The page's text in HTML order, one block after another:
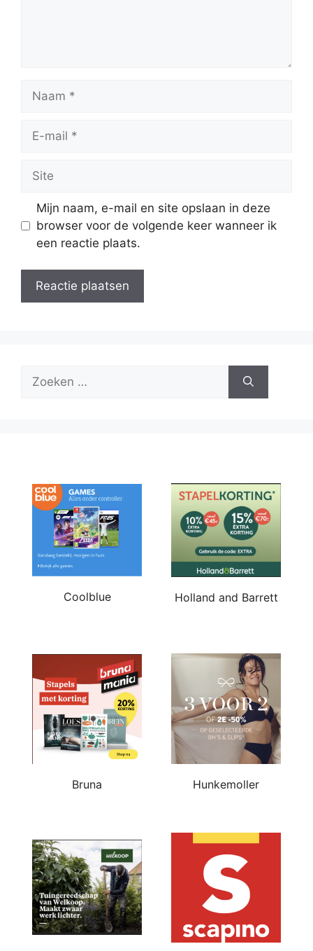
mail
Mijn naam, e-mail en site opslaan in deze
browser voor de volgende keer wanneer ik
een reactie plaats.
Zoek
Coolblue Holland and Barrett
Bruna Hunkemoller